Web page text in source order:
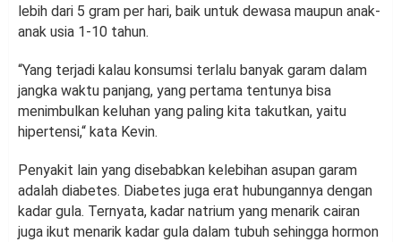
lebih dari 5 gram per hari, baik untuk dewasa maupun anak-
anak usia 1-10 tahun.
“Yang terjadi kalau konsumsi terlalu banyak garam dalam
jangka waktu panjang, yang pertama tentunya bisa
menimbulkan keluhan yang paling kita takutkan, yaitu
hipertensi,“ kata Kevin.
Penyakit lain yang disebabkan kelebihan asupan garam
adalah diabetes. Diabetes juga erat hubungannya dengan
kadar gula. Ternyata, kadar natrium yang menarik cairan
juga ikut menarik kadar gula dalam tubuh sehingga hormon